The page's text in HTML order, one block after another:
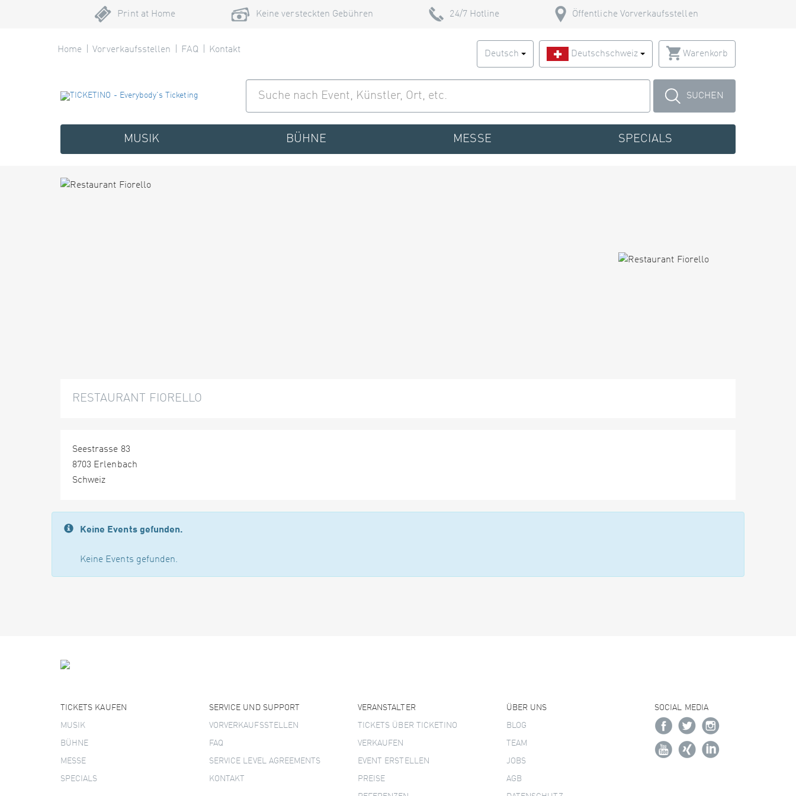
Print at Home Keine versteckten Gebühren 24/7 Hotline Öffentliche Vorverkaufsstellen
Home Vorverkaufsstellen FAQ Kontakt Deutsch Deutschschweiz Warenkorb
SUCHEN
MUSIK BÜHNE MESSE SPECIALS
RESTAURANT FIORELLO
Seestrasse 83
8703 Erlenbach
Schweiz
Keine Events gefunden.
Keine Events gefunden.
TICKETS KAUFEN
MUSIK
BÜHNE
MESSE
SPECIALS
SERVICE UND SUPPORT
VORVERKAUFSSTELLEN
FAQ
SERVICE LEVEL AGREEMENTS
KONTAKT
VERANSTALTER
TICKETS ÜBER TICKETINO
VERKAUFEN
EVENT ERSTELLEN
PREISE
ÜBER UNS
BLOG
TEAM
JOBS
AGB
SOCIAL MEDIA